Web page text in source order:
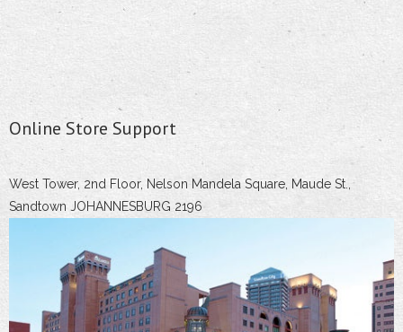
Online Store Support
West Tower, 2nd Floor, Nelson Mandela Square, Maude St.,
Sandtown JOHANNESBURG 2196